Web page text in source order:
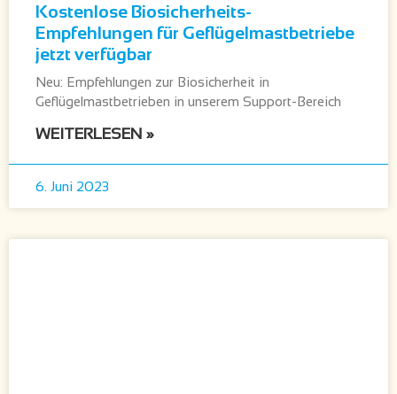
Kostenlose Biosicherheits-
Empfehlungen für Geflügelmastbetriebe
jetzt verfügbar
Neu: Empfehlungen zur Biosicherheit in
Geflügelmastbetrieben in unserem Support-Bereich
WEITERLESEN »
6. Juni 2023